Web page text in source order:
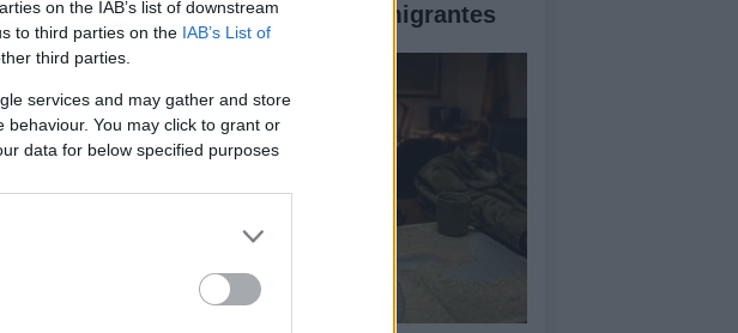
on the IAB’s list of downstream
to third parties on the IAB’s List of
third parties.
services and may gather and store
You may click to grant or
data for below specified purposes
definitiva del
a partir de
por
que Ford
llegada masiva de migrantes